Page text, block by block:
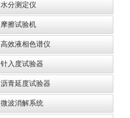
水分测定仪
摩擦试验机
高效液相色谱仪
针入度试验器
沥青延度试验器
微波消解系统